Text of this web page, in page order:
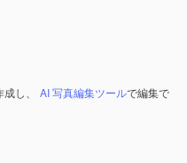
し、 AI 写真編集ツールで編集で